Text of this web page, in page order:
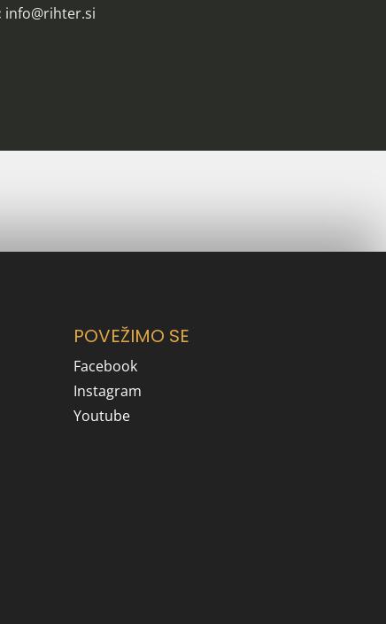
info@rihter.si
POVEŽIMO SE
Facebook
Instagram
Youtube